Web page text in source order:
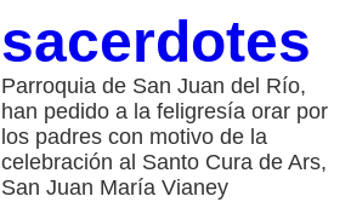
sacerdotes
Parroquia de San Juan del Río,
han pedido a la feligresía orar por
los padres con motivo de la
celebración al Santo Cura de Ars,
San Juan María Vianey